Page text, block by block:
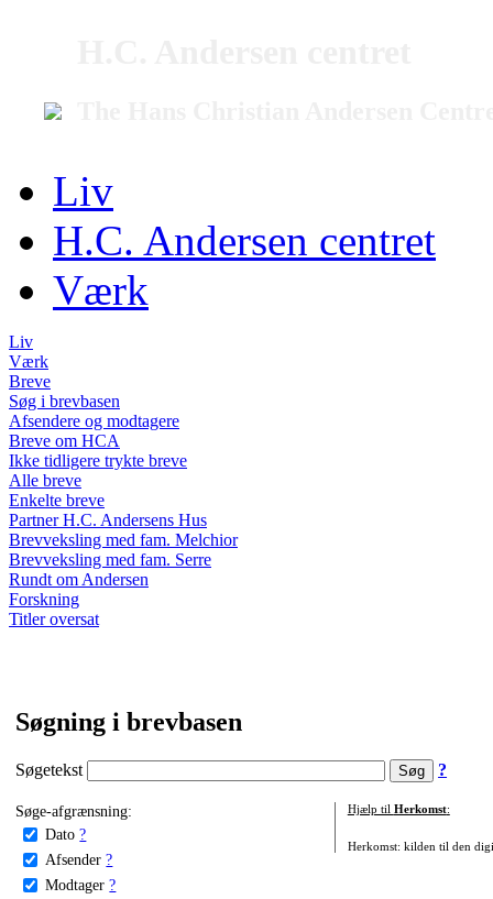
Liv
H.C. Andersen centret
Værk
Liv
Værk
Breve
Søg i brevbasen
Afsendere og modtagere
Breve om HCA
Ikke tidligere trykte breve
Alle breve
Enkelte breve
Partner H.C. Andersens Hus
Brevveksling med fam. Melchior
Brevveksling med fam. Serre
Rundt om Andersen
Forskning
Titler oversat
Søgning i brevbasen
Søgetekst ?
Søge-afgrænsning:
Dato ?
Afsender ?
Modtager ?
Hjælp til Herkomst:
Herkomst: kilden til den